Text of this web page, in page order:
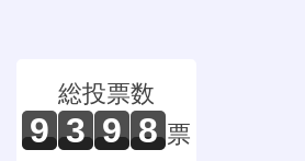
総投票数
9 3 9 8 票